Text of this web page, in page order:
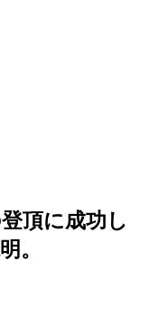
頂に成功し
。